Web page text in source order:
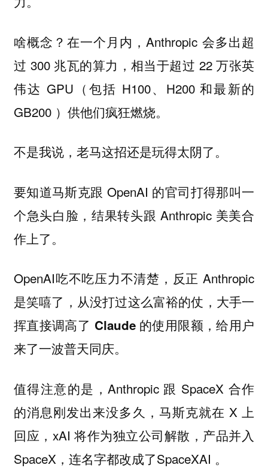
啥概念？在一个月内，Anthropic 会多出超
过 300 兆瓦的算力，相当于超过 22 万张英
伟达 GPU（包括 H100、H200 和最新的
GB200 ）供他们疯狂燃烧。
不是我说，老马这招还是玩得太阴了。
要知道马斯克跟 OpenAI 的官司打得那叫一
个急头白脸，结果转头跟 Anthropic 美美合
作上了。
OpenAI吃不吃压力不清楚，反正 Anthropic
是笑嘻了， 从没打过这么富裕的仗，大手一
挥直接调高了 Claude 的使用限额，给用户
来了一波普天同庆。
值得注意的是，Anthropic 跟 SpaceX 合作
的消息刚发出来没多久，马斯克就在 X 上
回应，xAI 将作为独立公司解散，产品并入
SpaceX，连名字都改成了SpaceXAI 。